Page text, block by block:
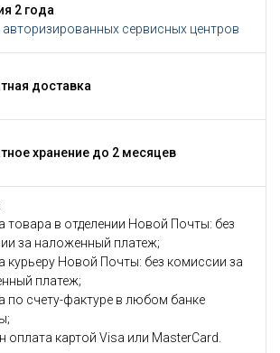
2 года
сервисных центров
доставка
хранение до 2 месяцев
товара в отделении Новой Почты: без
за наложенный платеж;
курьеру Новой Почты: без комиссии за
платеж;
по счету-фактуре в любом банке
оплата картой Visa или MasterCard.